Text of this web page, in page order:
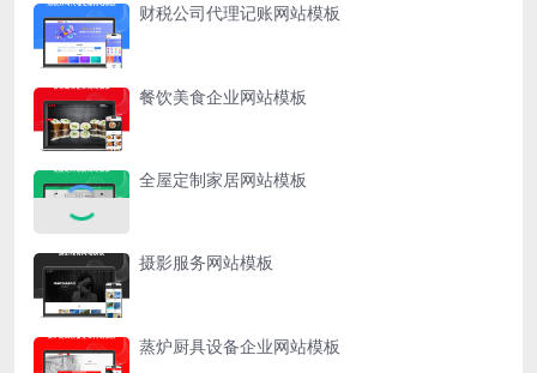
财税公司代理记账网站模板
餐饮美食企业网站模板
全屋定制家居网站模板
摄影服务网站模板
蒸炉厨具设备企业网站模板